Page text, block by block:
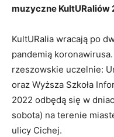
muzyczne KultURaliów
KultURalia wracają po
pandemią
rzeszowskie uczelnie:
oraz Wyższa Szkoła
2022 odbędą się w
sobota) na terenie
ulicy Cichej.